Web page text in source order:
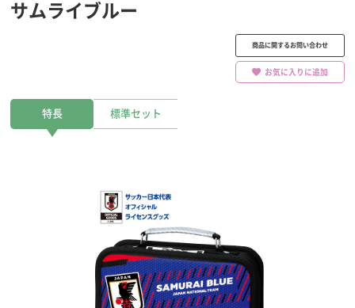
サムライブルー
商品に関するお問い合わせ
お気に入りに追加
特長 標準セット